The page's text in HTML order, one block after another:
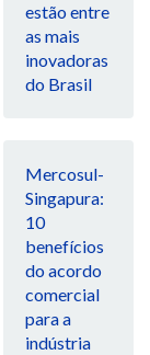
estão entre
as mais
inovadoras
do Brasil
Mercosul-
Singapura:
10
benefícios
do acordo
comercial
para a
indústria